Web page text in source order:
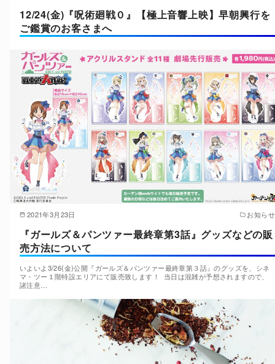
12/24(金)『呪術廻戦０』【極上音響上映】早朝興行を
ご鑑賞のお客さまへ
2021年3月23日 お知らせ
『ガールズ＆パンツァー最終章第3話』グッズなどの販
売方法について
いよいよ3/26(金)公開『ガールズ＆パンツァー最終章第３話』のグッズを、シネ
マ・ツー１階特設エリアにて販売致します！ 当日は混雑が予想されますので、
諸注意…